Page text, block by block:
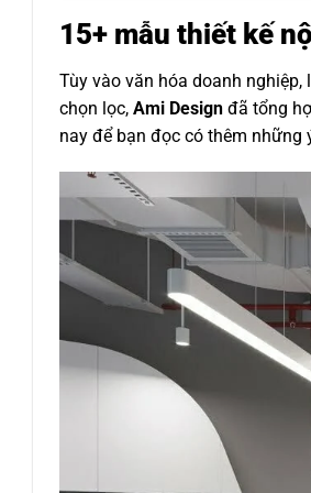
15+ mẫu thiết kế
Tùy vào văn hóa doanh
chọn lọc, Ami Design đã tổng
nay để bạn đọc có thêm